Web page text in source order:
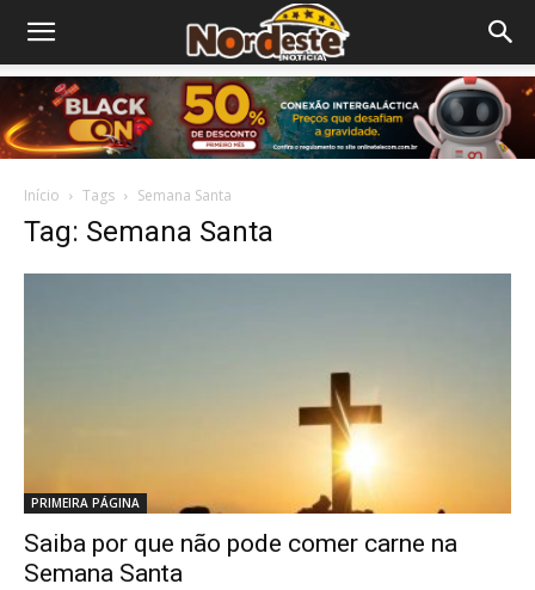
Início Tags Semana Santa
Tag: Semana Santa
PRIMEIRA PÁGINA
Saiba por que não pode comer carne na
Semana Santa